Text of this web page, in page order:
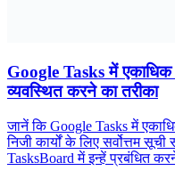
Google Tasks में एकाधिक
व्यवस्थित करने का तरीका
जानें कि Google Tasks में
निजी कार्यों के लिए सर्वोत्तम
TasksBoard में इन्हें प्रबंधित